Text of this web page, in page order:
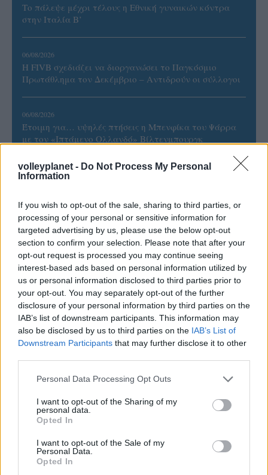
volleyplanet - Do Not Process My Personal
Information
If you wish to opt-out of the sale, sharing to third parties, or
processing of your personal or sensitive information for
targeted advertising by us, please use the below opt-out
section to confirm your selection. Please note that after your
opt-out request is processed you may continue seeing
interest-based ads based on personal information utilized by
us or personal information disclosed to third parties prior to
your opt-out. You may separately opt-out of the further
disclosure of your personal information by third parties on the
IAB’s list of downstream participants. This information may
also be disclosed by us to third parties on the IAB’s List of
Downstream Participants that may further disclose it to other
Please note that this website/app uses one or more Google
not limited to your visit or usage behaviour. You may click to
grant or deny consent to Google and its third-party tags to
use your data for below specified purposes in below Google
consent section.
Personal Data Processing Opt Outs
I want to opt-out of the Sharing of my
personal data.
Opted In
I want to opt-out of the Sale of my
Personal Data.
Opted In
Το πάλεψε μέχρι τέλους η Εθνική γυναικών κόντρα
στην Ιταλία Β’
06/08/2026
Η FIVB σχεδιάζει να διοργανώσει το Παγκόσμιο
Πρωτάθλημα τον Δεκέμβριο – Αντιδρούν οι σύλλογοι
06/08/2026
Έτοιμη για… υψηλές πτήσεις η Μπενφίκα του Ψάρρα
με τον «Ιπτάμενο Ολλανδό» Βίλτενμπουργκ
ΓΝΩΜΕΣ
ΠΕΝΥ ΡΟΝΤΟΓΙΑΝΝΗ
11/03/2026
Από την Περούτζια του 2000
στο σήμερα: Tο τρίτο
ευρωπαϊκό ραντεβού του
Παναθηναϊκού με την
ιστορία
ΗΛΙΑΣ ΠΑΠΑΪΩΑΝΝΟΥ
Αναγνώριση και σεβασμός